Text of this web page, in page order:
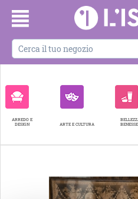
ARREDO E
DESIGN
ARTE E CULTURA